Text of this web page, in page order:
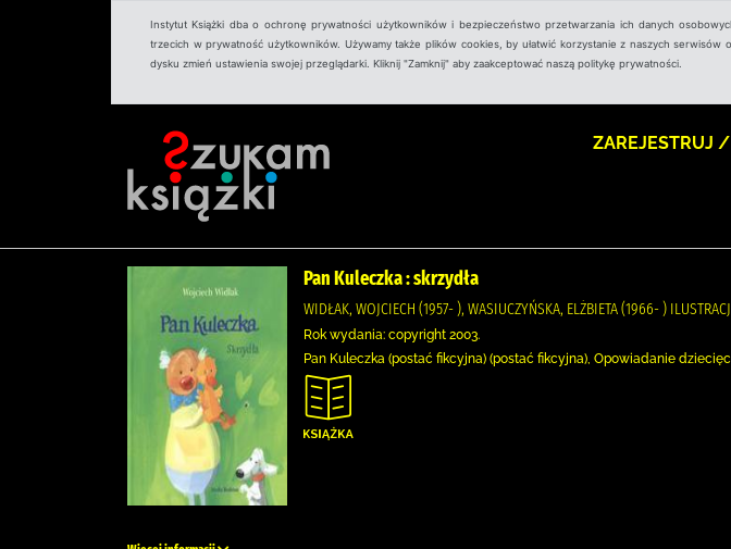
Instytut Książki dba o ochronę prywatności użytkowników i bezpieczeństwo przetwarzania ich danych
trzecich w prywatność użytkowników. Używamy także plików cookies, by ułatwić korzystanie z naszych
dysku zmień ustawienia swojej przeglądarki. Kliknij "Zamknij" aby zaakceptować naszą politykę prywatności.
ZAREJESTRUJ
Pan Kuleczka : skrzydła
WIDŁAK, WOJCIECH (1957- ), WASIUCZYŃSKA, ELŻBIETA (1966- )
Rok wydania: copyright 2003.
Pan Kuleczka (postać fikcyjna) (postać fikcyjna), Opowiadanie